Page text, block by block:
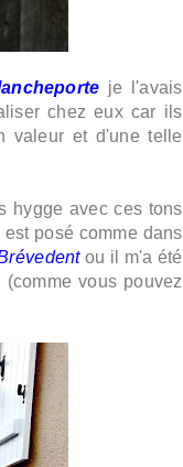
je l'avais
chez eux car ils
valeur et d'une telle
hygge avec ces tons
posé comme dans
ou il m'a été
vous pouvez